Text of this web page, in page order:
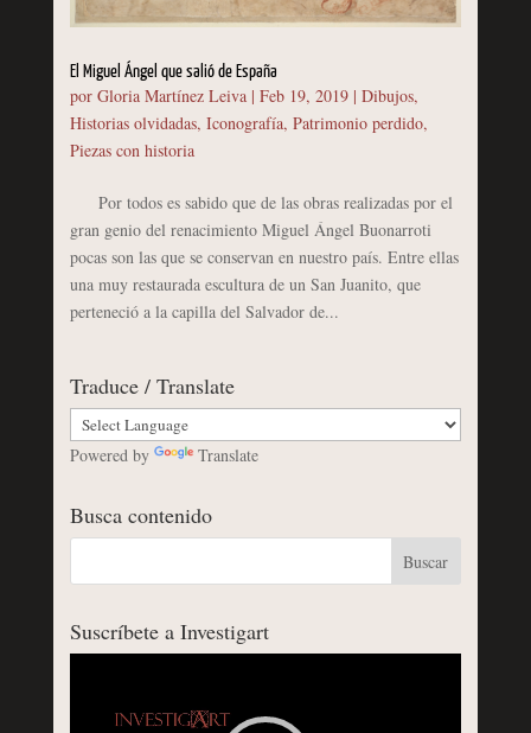
El Miguel Ángel que salió de España
por Gloria Martínez Leiva| Feb 19, 2019| Dibujos,
Historias olvidadas, Iconografía, Patrimonio perdido,
Piezas con historia
Por todos es sabido que de las obras realizadas por el
gran genio del renacimiento Miguel Ángel Buonarroti
pocas son las que se conservan en nuestro país. Entre ellas
una muy restaurada escultura de un San Juanito, que
perteneció a la capilla del Salvador de...
Traduce / Translate
Powered by Translate
Busca contenido
Suscríbete a Investigart